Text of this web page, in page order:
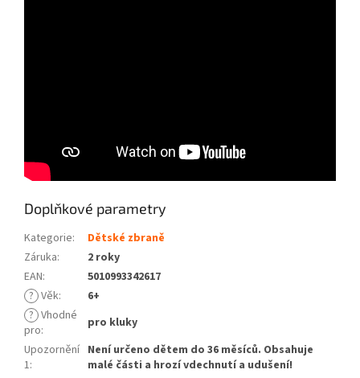
Doplňkové parametry
Kategorie:
Dětské zbraně
Záruka:
2 roky
EAN:
5010993342617
? Věk:
6+
? Vhodné
pro:
pro kluky
Upozornění
1:
Není určeno dětem do 36 měsíců. Obsahuje
malé části a hrozí vdechnutí a udušení!